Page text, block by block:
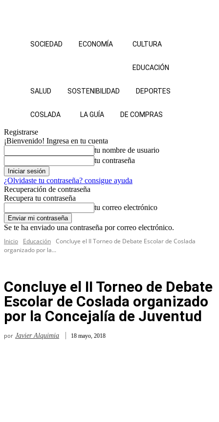
SOCIEDAD ECONOMÍA CULTURA
EDUCACIÓN
SALUD SOSTENIBILIDAD DEPORTES
COSLADA LA GUÍA DE COMPRAS
Registrarse
¡Bienvenido! Ingresa en tu cuenta
tu nombre de usuario
tu contraseña
¿Olvidaste tu contraseña? consigue ayuda
Recuperación de contraseña
Recupera tu contraseña
tu correo electrónico
Se te ha enviado una contraseña por correo electrónico.
Inicio
Educación Concluye el II Torneo de Debate Escolar de Coslada
organizado por la...
Concluye el II Torneo de Debate
Escolar de Coslada organizado
por la Concejalía de Juventud
por Javier Alquimia 18 mayo, 2018